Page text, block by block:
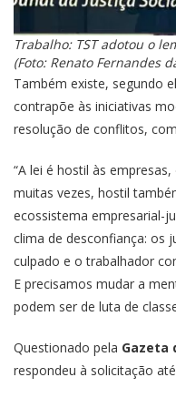
Trabalho: TST adotou o
(Foto: Renato Fernandes
Também existe, segundo
contrapõe às iniciativas
resolução de conflitos,
“A lei é hostil às
muitas vezes, hostil
ecossistema empresarial-
clima de desconfiança: os
culpado e o trabalhador
E precisamos mudar a
podem ser de luta de
Questionado pela Gazeta
respondeu à solicitação